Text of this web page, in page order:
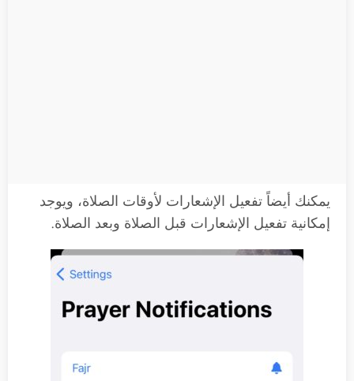
يمكنك أيضاً تفعيل الإشعارات لأوقات الصلاة، ويوجد
إمكانية تفعيل الإشعارات قبل الصلاة وبعد الصلاة.